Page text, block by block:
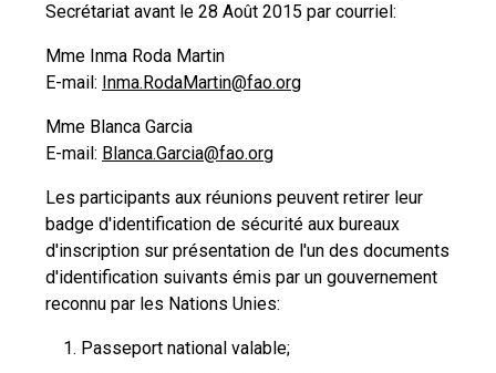
Secrétariat avant le 28 Août 2015 par courriel:
Mme Inma Roda Martin
E-mail: Inma.RodaMartin@fao.org
Mme Blanca Garcia
E-mail: Blanca.Garcia@fao.org
Les participants aux réunions peuvent retirer leur
badge d'identification de sécurité aux bureaux
d'inscription sur présentation de l'un des documents
d'identification suivants émis par un gouvernement
reconnu par les Nations Unies:
Passeport national valable;